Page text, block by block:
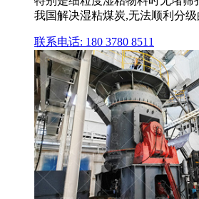
我国解决湿粘煤炭,无法顺利分级
联系电话: 180 3780 8511